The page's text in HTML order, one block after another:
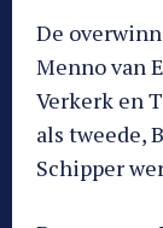
De
Menno van
Verkerk en
als tweede,
Schipper